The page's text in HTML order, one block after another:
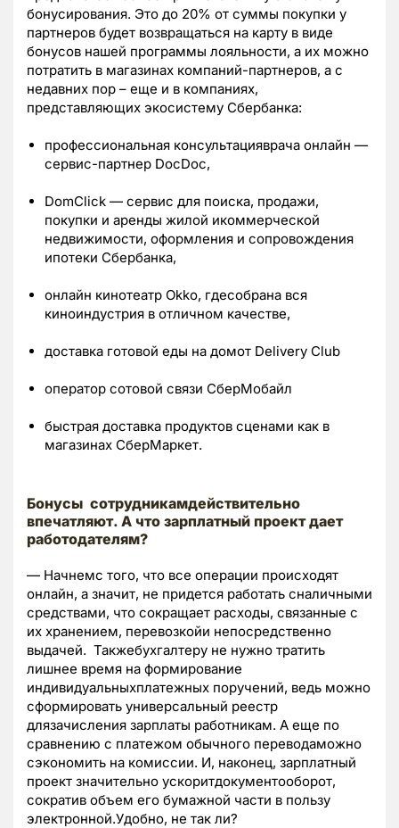
бонусирования. Это до 20% от суммы покупки у
партнеров будет возвращаться на карту в виде
бонусов нашей программы лояльности, а их можно
потратить в магазинах компаний-партнеров, а с
недавних пор – еще и в компаниях,
представляющих экосистему Сбербанка:
профессиональная консультацияврача онлайн —
сервис-партнер DocDoc,
DomClick — сервис для поиска, продажи,
покупки и аренды жилой икоммерческой
недвижимости, оформления и сопровождения
ипотеки Сбербанка,
онлайн кинотеатр Okko, гдесобрана вся
киноиндустрия в отличном качестве,
доставка готовой еды на домот Delivery Club
оператор сотовой связи СберМобайл
быстрая доставка продуктов сценами как в
магазинах СберМаркет.
Бонусы сотрудникамдействительно
впечатляют. А что зарплатный проект дает
работодателям?
— Начнемс того, что все операции происходят
онлайн, а значит, не придется работать сналичными
средствами, что сокращает расходы, связанные с
их хранением, перевозкойи непосредственно
выдачей. Такжебухгалтеру не нужно тратить
лишнее время на формирование
индивидуальныхплатежных поручений, ведь можно
сформировать универсальный реестр
длязачисления зарплаты работникам. А еще по
сравнению с платежом обычного переводаможно
сэкономить на комиссии. И, наконец, зарплатный
проект значительно ускоритдокументооборот,
сократив объем его бумажной части в пользу
электронной.Удобно, не так ли?